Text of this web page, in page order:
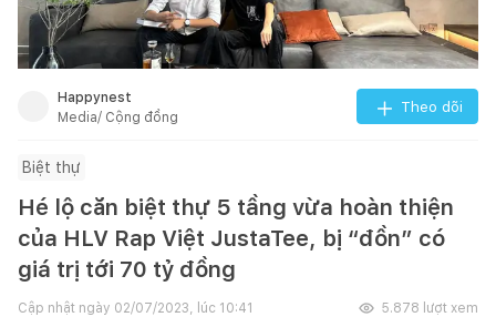
Happynest
Media/ Cộng đồng
Theo dõi
Biệt thự
Hé lộ căn biệt thự 5 tầng vừa hoàn thiện
của HLV Rap Việt JustaTee, bị “đồn” có
giá trị tới 70 tỷ đồng
Cập nhật ngày 02/07/2023, lúc 10:41 5.878 lượt xem